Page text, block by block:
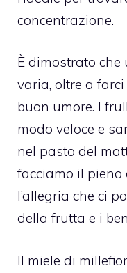
concentrazione.
È dimostrato
varia, oltre a farci
buon umore. I
modo veloce e
nel pasto del
facciamo il pieno
l’allegria che ci
della frutta e i
Il miele di